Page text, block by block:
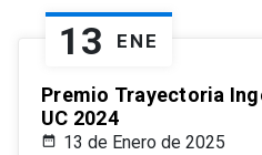
13 ENE
Premio Trayectoria
UC 2024
13 de Enero de 2025